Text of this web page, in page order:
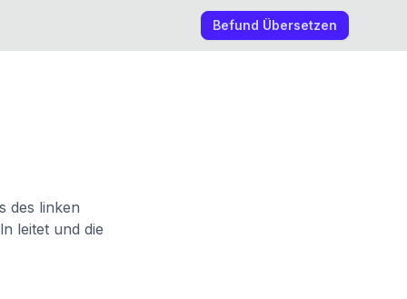
Befund Übersetzen
des linken
leitet und die